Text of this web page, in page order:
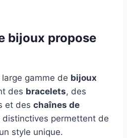
bijoux propose
gamme de bijoux
des bracelets, des
et des chaînes de
distinctives permettent de
style unique.